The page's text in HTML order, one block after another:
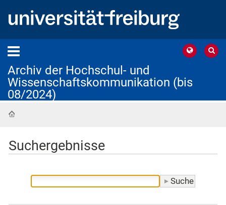
Archiv der Hochschul- und
Wissenschaftskommunikation (bis
08/2024)
Suchergebnisse